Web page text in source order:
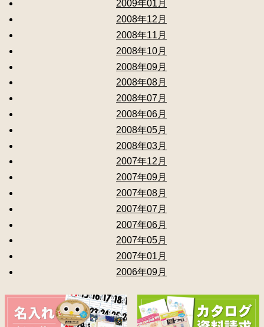
2009年01月
2008年12月
2008年11月
2008年10月
2008年09月
2008年08月
2008年07月
2008年06月
2008年05月
2008年03月
2007年12月
2007年09月
2007年08月
2007年07月
2007年06月
2007年05月
2007年01月
2006年09月